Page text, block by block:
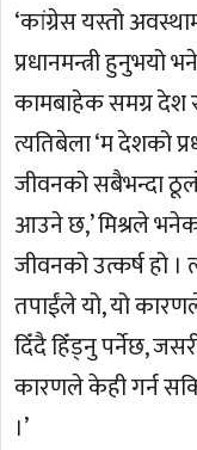
‘कांग्रेस यस्तो
प्रधानमन्त्री हुनुभयो
कामबाहेक समग्र देश
त्यतिबेला ‘म देशको
जीवनको सबैभन्दा
आउने छ,’ मिश्रले
जीवनको उत्कर्ष हो
तपाईंले यो, यो
दिँदै हिँड्नु पर्नेछ,
कारणले केही गर्न
।’